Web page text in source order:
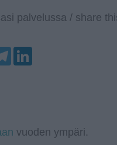
palvelussa / share
T
vuoden ympäri.